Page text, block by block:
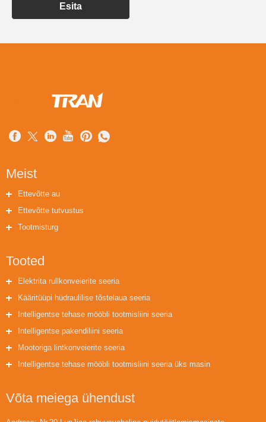
Esita
Meist
Ettevõtte au
Ettevõtte tutvustus
Tootmisturg
Tooted
Elektrita rullkonveierite seeria
Kääritüüpi hüdraulilise tõstelaua seeria
Intelligentse tehase mööbli tootmisliini seeria
Intelligentse pakendiliini seeria
Mootoriga lintkonveierite seeria
Intelligentse tehase mööbli tootmisliini seeria üks masin
Võta meiega ühendust